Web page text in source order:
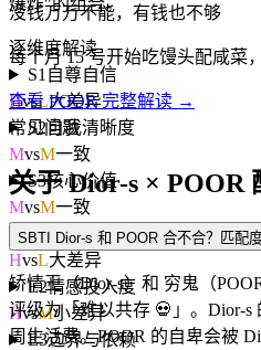
逐维度解读
S1 自尊自信
HvsL大差异
S2自我清晰度
MvsM一致
S3核心价值
MvsM一致
E1依恋安全感
HvsL大差异
E2情感投入度
HvsM小差异
E3边界与依赖
没钱万万不能，有钱也不够
每个月 15 号开始吃馒头配咸菜
查看 POOR 完整解读 →
常见问题
关于 Dior-s × POOR
SBTI Dior-s 和 POOR 合不合？匹配度
矫情王（Dior-s）和 穷鬼（
评级为「难以共存 💀」。Dior-s
周生活费。POOR 的自卑会被